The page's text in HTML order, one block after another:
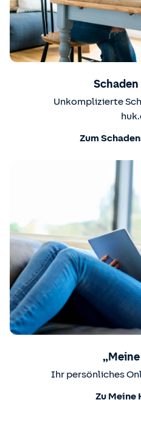
Unkomplizierte
Zum
„Meine
Ihr persönliches
Zu Meine